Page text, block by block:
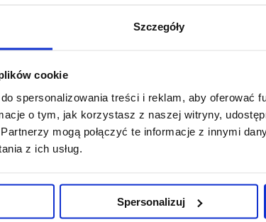
Szczegóły
cookie
spersonalizowania treści i reklam, aby oferować
o tym, jak korzystasz z naszej witryny,
mogą połączyć te informacje z innymi
z ich usług.
Spersonalizuj
version)
certification
(10 March 2025)